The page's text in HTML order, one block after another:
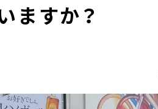
ますか？